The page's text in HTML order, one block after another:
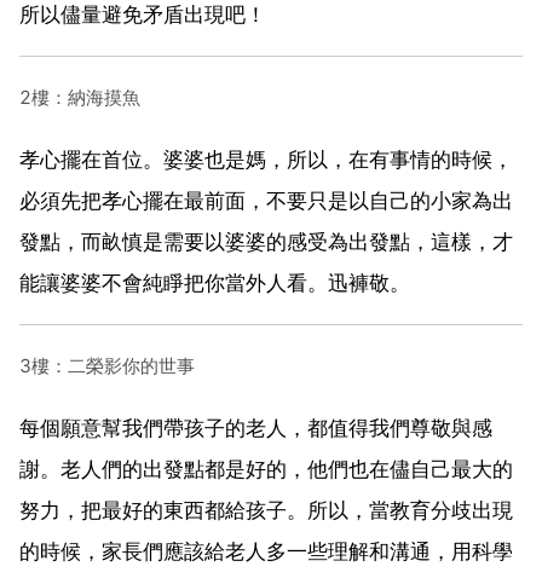
所以儘量避免矛盾出現吧！
2樓：納海摸魚
孝心擺在首位。婆婆也是媽，所以，在有事情的時候，
必須先把孝心擺在最前面，不要只是以自己的小家為出
發點，而畝慎是需要以婆婆的感受為出發點，這樣，才
能讓婆婆不會純睜把你當外人看。迅褲敬。
3樓：二榮影你的世事
每個願意幫我們帶孩子的老人，都值得我們尊敬與感
謝。老人們的出發點都是好的，他們也在儘自己最大的
努力，把最好的東西都給孩子。所以，當教育分歧出現
的時候，家長們應該給老人多一些理解和溝通，用科學